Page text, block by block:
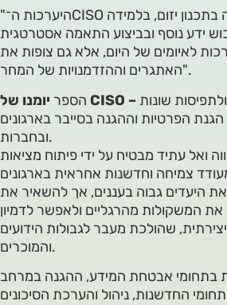
"היערכות ה־CISO למסע לטווח ארוך מגלמת בתוכה גישה הוליסטית השזורה בתכנון יזום, בלמידה
ידע נוסף ובביצוע התאמה אסטרטגית
לאיומים של היום, אלא גם צופות את
האתגרים וההזדמנויות של המחר".
הספר
שונות
הפרטיות וההגנה בסייבר בארגונים
ובחברות.
ואל עתיד מבטיח על ידי פיתוח מציאות
צמיחה וחדשנות אחראית בארגונים
היעדים גבוה בעננים, אך להשאיר את
המשקולות מהרגליים ולאפשר לדמיון
שהולכת מעבר לגבולות הידועים
והמוכרים.
בתחומי אבטחת המידע, ההגנה במרחב
החדשנות, ניהול והערכת הסיכונים